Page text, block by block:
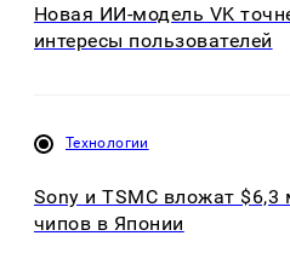
Новая ИИ-модель VK
интересы пользователей
Технологии
Sony и TSMC вложат $6,3
чипов в Японии